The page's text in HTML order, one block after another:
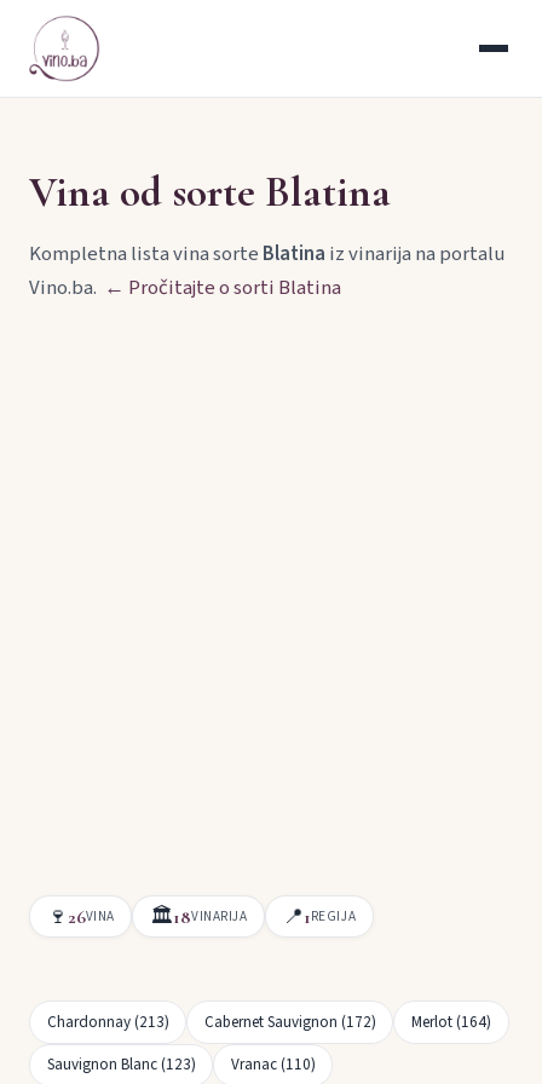
Vina od sorte Blatina
Kompletna lista vina sorte Blatina iz vinarija na portalu
Vino.ba. ← Pročitajte o sorti Blatina
🍷 26VINA 🏛18VINARIJA 📍1REGIJA
Chardonnay (213) Cabernet Sauvignon (172)
Merlot (164)
Sauvignon Blanc (123)
Vranac (110)